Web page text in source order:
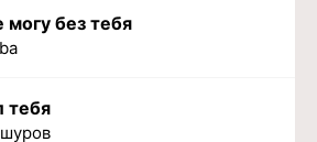
могу без тебя
тебя